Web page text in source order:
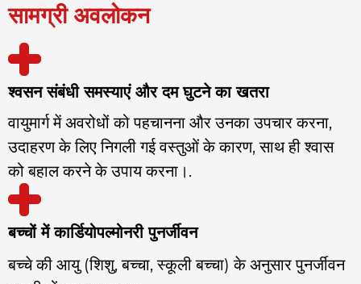
सामग्री अवलोकन
श्वसन संबंधी समस्याएं और दम घुटने का खतरा
वायुमार्ग में अवरोधों को पहचानना और उनका उपचार करना,
उदाहरण के लिए निगली गई वस्तुओं के कारण, साथ ही श्वास
को बहाल करने के उपाय करना।.
बच्चों में कार्डियोपल्मोनरी पुनर्जीवन
बच्चे की आयु (शिशु, बच्चा, स्कूली बच्चा) के अनुसार पुनर्जीवन